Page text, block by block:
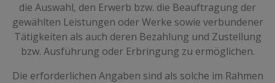
die Auswahl, den Erwerb bzw. die Beauftragung der
gewählten Leistungen oder Werke sowie verbundener
Tätigkeiten als auch deren Bezahlung und Zustellung
bzw. Ausführung oder Erbringung zu ermöglichen.
Die erforderlichen Angaben sind als solche im Rahmen